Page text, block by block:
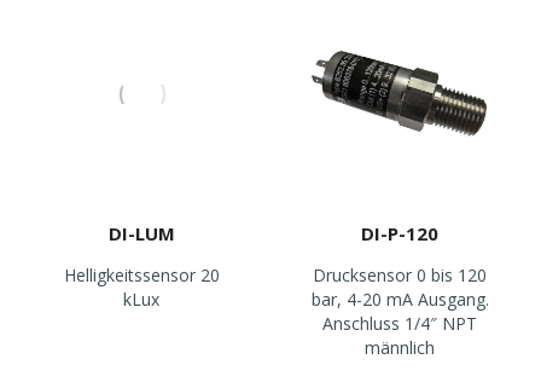
DI-LUM
Helligkeitssensor 20
kLux
DI-P-120
Drucksensor 0 bis 120
bar, 4-20 mA Ausgang.
Anschluss 1/4″ NPT
männlich